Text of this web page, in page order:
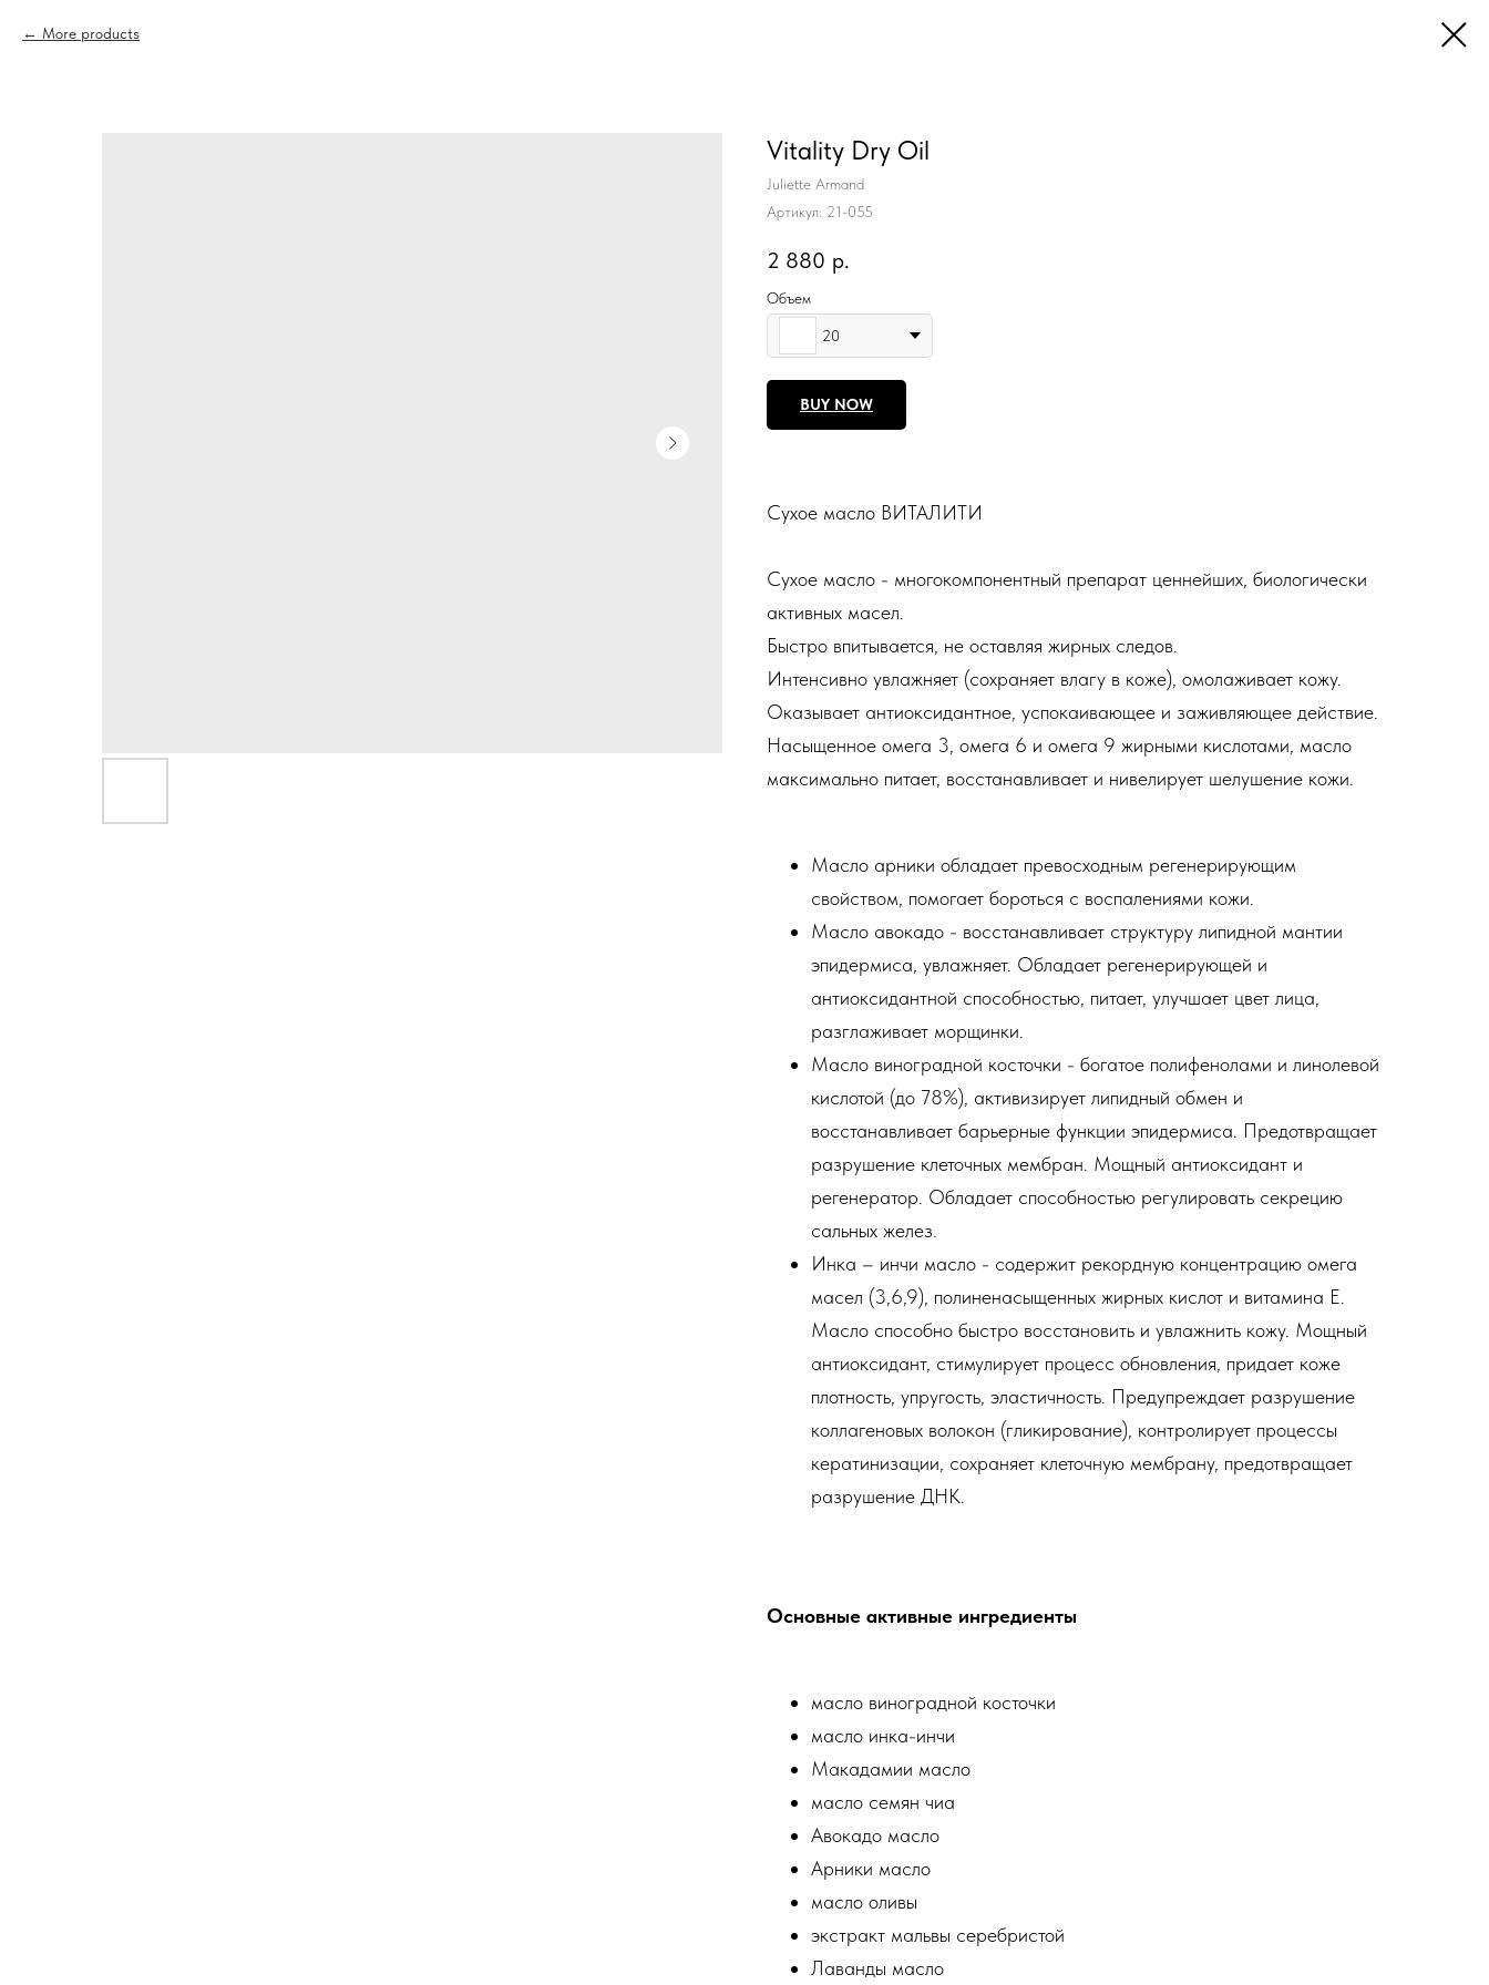
More products
Vitality Dry Oil
Juliette Armand
Артикул: 21-055
2 880 р.
Объем
20
BUY NOW
Сухое масло ВИТАЛИТИ
Сухое масло - многокомпонентный препарат ценнейших, биологически
активных масел.
Быстро впитывается, не оставляя жирных следов.
Интенсивно увлажняет (сохраняет влагу в коже), омолаживает кожу.
Оказывает антиоксидантное, успокаивающее и заживляющее действие.
Насыщенное омега 3, омега 6 и омега 9 жирными кислотами, масло
максимально питает, восстанавливает и нивелирует шелушение кожи.
Масло арники обладает превосходным регенерирующим
свойством, помогает бороться с воспалениями кожи.
Масло авокадо - восстанавливает структуру липидной мантии
эпидермиса, увлажняет. Обладает регенерирующей и
антиоксидантной способностью, питает, улучшает цвет лица,
разглаживает морщинки.
Масло виноградной косточки - богатое полифенолами и линолевой
кислотой (до 78%), активизирует липидный обмен и
восстанавливает барьерные функции эпидермиса. Предотвращает
разрушение клеточных мембран. Мощный антиоксидант и
регенератор. Обладает способностью регулировать секрецию
сальных желез.
Инка – инчи масло - содержит рекордную концентрацию омега
масел (3,6,9), полиненасыщенных жирных кислот и витамина Е.
Масло способно быстро восстановить и увлажнить кожу. Мощный
антиоксидант, стимулирует процесс обновления, придает коже
плотность, упругость, эластичность. Предупреждает разрушение
коллагеновых волокон (гликирование), контролирует процессы
кератинизации, сохраняет клеточную мембрану, предотвращает
разрушение ДНК.
Основные активные ингредиенты
масло виноградной косточки
масло инка-инчи
Макадамии масло
масло семян чиа
Авокадо масло
Арники масло
масло оливы
экстракт мальвы серебристой
Лаванды масло